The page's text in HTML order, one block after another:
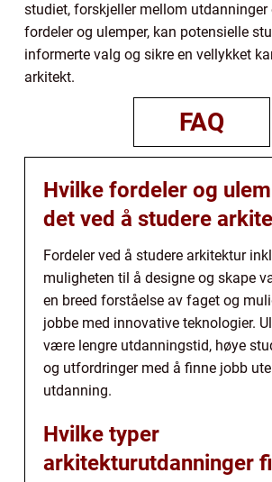
studiet, forskjeller mellom utdanninger
fordeler og ulemper, kan potensielle
informerte valg og sikre en vellykket
arkitekt.
FAQ
Hvilke fordeler og
det ved å studere
Fordeler ved å studere arkitektur
muligheten til å designe og skape
en breed forståelse av faget og
jobbe med innovative teknologier.
være lengre utdanningstid, høye
og utfordringer med å finne jobb
utdanning.
Hvilke typer
arkitekturutdanninger